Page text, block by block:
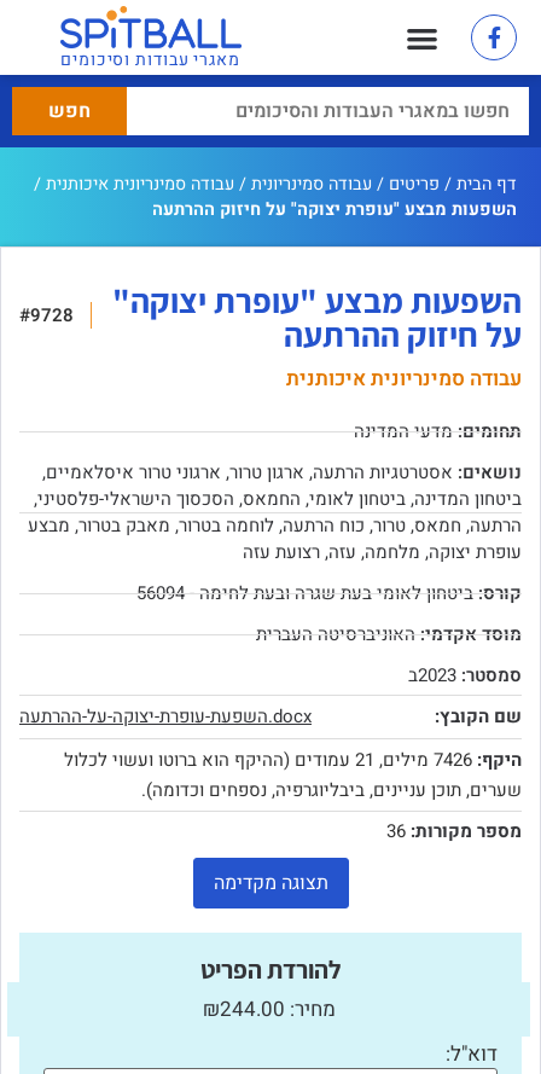
מאגרי עבודות וסיכומים
דף הבית/ פריטים / עבודה סמינריונית/ עבודה סמינריונית איכותנית/
השפעות מבצע "עופרת יצוקה" על חיזוק ההרתעה
השפעות מבצע "עופרת יצוקה"
על חיזוק ההרתעה #9728
עבודה סמינריונית איכותנית
תחומים:מדעי המדינה
נושאים: אסטרטגיות הרתעה, ארגון טרור, ארגוני טרור איסלאמיים,
ביטחון המדינה,ביטחון לאומי, החמאס, הסכסוך הישראלי-פלסטיני,
הרתעה, חמאס,טרור, כוח הרתעה, לוחמה בטרור, מאבק בטרור, מבצע
עופרת יצוקה, מלחמה, עזה,רצועת עזה
קורס:ביטחון לאומי בעת שגרה ובעת לחימה - 56094
מוסד אקדמי:האוניברסיטה העברית
סמסטר: 2023ב
שם הקובץ:
השפעת-עופרת-יצוקה-על-ההרתעה.docx
היקף:
7426 מילים, 21 עמודים (ההיקף הוא ברוטו ועשוי לכלול
שערים, תוכן עניינים, ביבליוגרפיה, נספחים וכדומה).
מספר מקורות: 36
תצוגה מקדימה
להורדת הפריט
מחיר: ₪244.00
דוא"ל: